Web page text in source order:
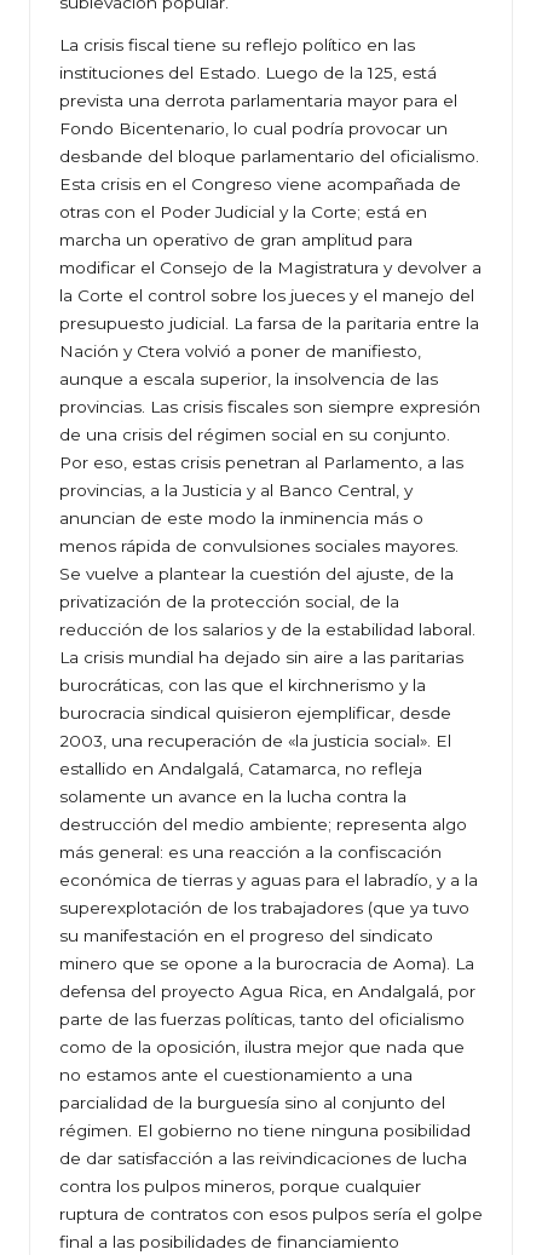
La crisis fiscal tiene su reflejo político en las
instituciones del Estado. Luego de la 125, está
prevista una derrota parlamentaria mayor para el
Fondo Bicentenario, lo cual podría provocar un
desbande del bloque parlamentario del oficialismo.
Esta crisis en el Congreso viene acompañada de
otras con el Poder Judicial y la Corte; está en
marcha un operativo de gran amplitud para
modificar el Consejo de la Magistratura y devolver a
la Corte el control sobre los jueces y el manejo del
presupuesto judicial. La farsa de la paritaria entre la
Nación y Ctera volvió a poner de manifiesto,
aunque a escala superior, la insolvencia de las
provincias. Las crisis fiscales son siempre expresión
de una crisis del régimen social en su conjunto.
Por eso, estas crisis penetran al Parlamento, a las
provincias, a la Justicia y al Banco Central, y
anuncian de este modo la inminencia más o
menos rápida de convulsiones sociales mayores.
Se vuelve a plantear la cuestión del ajuste, de la
privatización de la protección social, de la
reducción de los salarios y de la estabilidad laboral.
La crisis mundial ha dejado sin aire a las paritarias
burocráticas, con las que el kirchnerismo y la
burocracia sindical quisieron ejemplificar, desde
2003, una recuperación de «la justicia social». El
estallido en Andalgalá, Catamarca, no refleja
solamente un avance en la lucha contra la
destrucción del medio ambiente; representa algo
más general: es una reacción a la confiscación
económica de tierras y aguas para el labradío, y a la
superexplotación de los trabajadores (que ya tuvo
su manifestación en el progreso del sindicato
minero que se opone a la burocracia de Aoma). La
defensa del proyecto Agua Rica, en Andalgalá, por
parte de las fuerzas políticas, tanto del oficialismo
como de la oposición, ilustra mejor que nada que
no estamos ante el cuestionamiento a una
parcialidad de la burguesía sino al conjunto del
régimen. El gobierno no tiene ninguna posibilidad
de dar satisfacción a las reivindicaciones de lucha
contra los pulpos mineros, porque cualquier
ruptura de contratos con esos pulpos sería el golpe
final a las posibilidades de financiamiento